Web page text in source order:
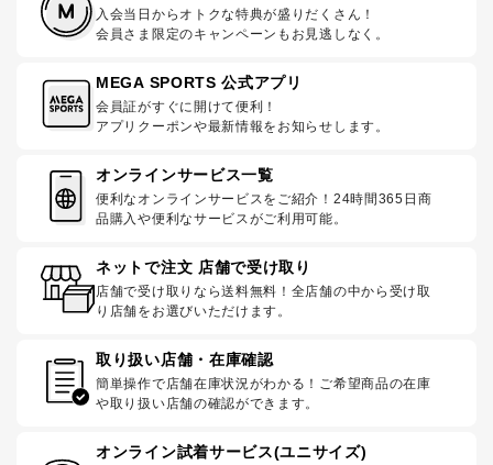
入会当日からオトクな特典が盛りだくさん！
会員さま限定のキャンペーンもお見逃しなく。
MEGA SPORTS 公式アプリ
会員証がすぐに開けて便利！
アプリクーポンや最新情報をお知らせします。
オンラインサービス一覧
便利なオンラインサービスをご紹介！24時間365日商
品購入や便利なサービスがご利用可能。
ネットで注文 店舗で受け取り
店舗で受け取りなら送料無料！全店舗の中から受け取
り店舗をお選びいただけます。
取り扱い店舗・在庫確認
簡単操作で店舗在庫状況がわかる！ご希望商品の在庫
や取り扱い店舗の確認ができます。
オンライン試着サービス(ユニサイズ)